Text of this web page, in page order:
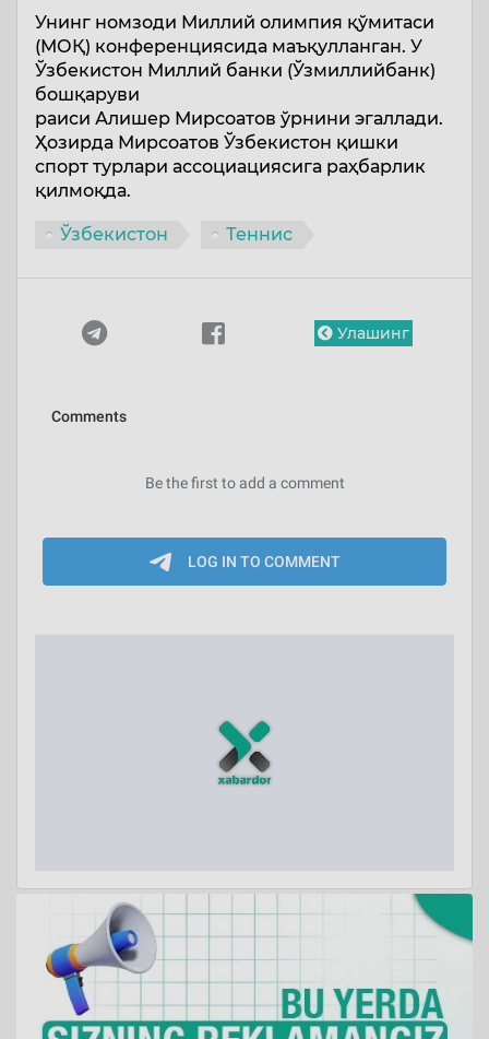
Унинг номзоди Миллий олимпия қўмитаси
(МОҚ) конференциясида маъқулланган. У
Ўзбекистон Миллий банки (Ўзмиллийбанк)
бошқаруви
раиси Алишер Мирсоатов ўрнини эгаллади.
Ҳозирда Мирсоатов Ўзбекистон қишки
спорт турлари ассоциациясига раҳбарлик
қилмоқда.
Ўзбекистон Теннис
Улашинг